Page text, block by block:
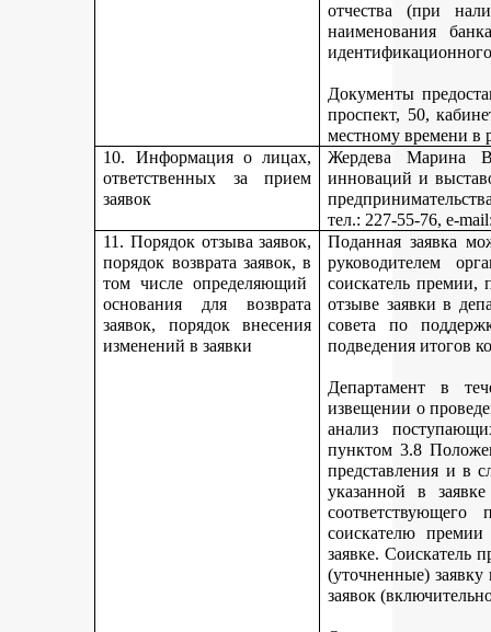
отчества (при
наименования
Документы
проспект, 50,
местному времени в
10. Информация о лицах,
ответственных за прием
заявок
Жердева Марина
инноваций и
тел.: 227-55-76, e-
11. Порядок отзыва заявок,
порядок возврата заявок, в
том числе определяющий
основания для возврата
заявок, порядок внесения
изменений в заявки
Поданная заявка
руководителем
соискатель премии,
отзыве заявки в
совета по
подведения итогов
Департамент в
извещении о
анализ
пунктом 3.8
представления и в
указанной в
соответствующего
соискателю
заявке. Соискатель
(уточненные)
заявок